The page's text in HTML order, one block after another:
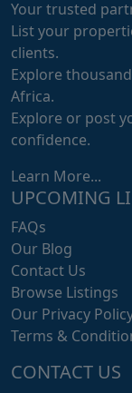
Your trusted
List your
clients.
Explore
Africa.
Explore or post
confidence.
Learn More...
UPCOMING
FAQs
Our Blog
Contact Us
Browse Listings
Our Privacy
Terms &
CONTACT US